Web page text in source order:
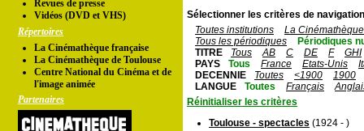
Revues de presse
Vidéos (DVD et VHS)
Répertoires
La Cinémathèque française
La Cinémathèque de Toulouse
Centre National du Cinéma et de
l'image animée
Partenaires
Sélectionner les critères de
Toutes institutions
La
Tous les périodiques
Périodiques
TITRE
Tous AB C DE F
GHI
PAYS
Tous France Etats-Unis
DECENNIE
Toutes <1900
1900
LANGUE
Toutes Français
Réinitialiser les critères
Toulouse - spectacles (1924 - )